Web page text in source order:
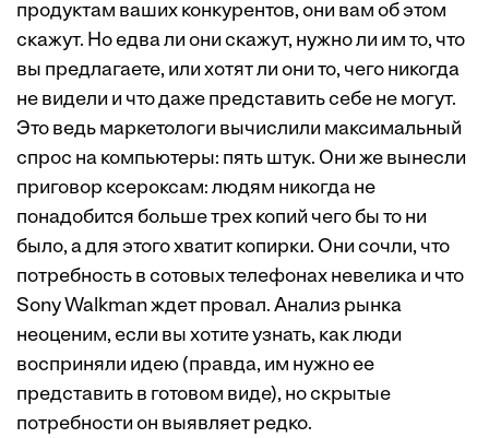
продуктам ваших конкурентов, они вам об этом
скажут. Но едва ли они скажут, нужно ли им то, что
вы предлагаете, или хотят ли они то, чего никогда
не видели и что даже представить себе не могут.
Это ведь маркетологи вычислили максимальный
спрос на компьютеры: пять штук. Они же вынесли
приговор ксероксам: людям никогда не
понадобится больше трех копий чего бы то ни
было, а для этого хватит копирки. Они сочли, что
потребность в сотовых телефонах невелика и что
Sony Walkman ждет провал. Анализ рынка
неоценим, если вы хотите узнать, как люди
восприняли идею (правда, им нужно ее
представить в готовом виде), но скрытые
потребности он выявляет редко.